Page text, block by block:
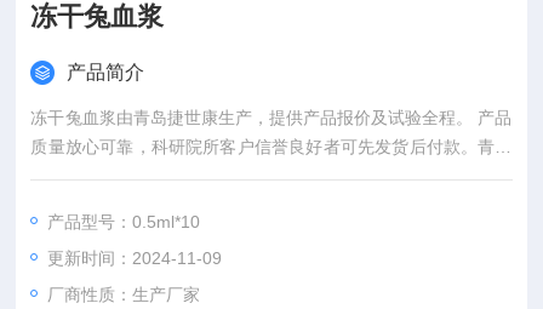
冻干兔血浆
产品简介
冻干兔血浆由青岛捷世康生产，提供产品报价及试验全程。 产品
质量放心可靠，科研院所客户信誉良好者可先发货后付款。青岛
捷世康专业提供科研用：染色液,缓冲液,溶液,及试剂盒等产品。
产品型号：0.5ml*10
更新时间：2024-11-09
厂商性质：生产厂家